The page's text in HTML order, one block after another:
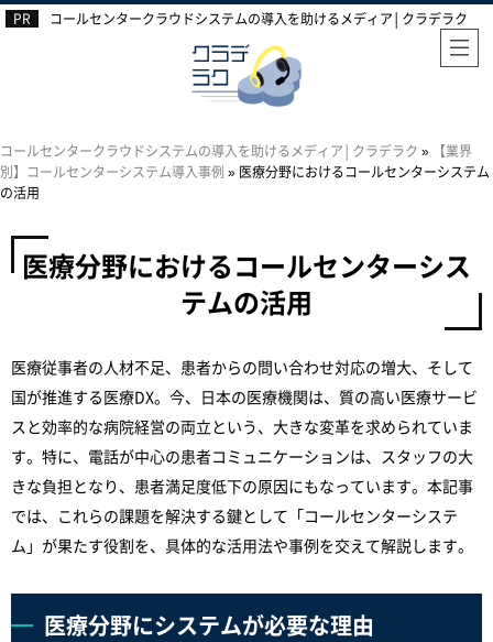
コールセンタークラウドシステムの導入を助けるメディア│クラデラク
コールセンタークラウドシステムの導入を助けるメディア│クラデラク »
【業界
別】コールセンターシステム導入事例 » 医療分野におけるコールセンターシステム
の活用
医療分野におけるコールセンターシス
テムの活用
医療従事者の人材不足、患者からの問い合わせ対応の増大、そして
国が推進する医療DX。今、日本の医療機関は、質の高い医療サービ
スと効率的な病院経営の両立という、大きな変革を求められていま
す。特に、電話が中心の患者コミュニケーションは、スタッフの大
きな負担となり、患者満足度低下の原因にもなっています。本記事
では、これらの課題を解決する鍵として「コールセンターシステ
ム」が果たす役割を、具体的な活用法や事例を交えて解説します。
医療分野にシステムが必要な理由